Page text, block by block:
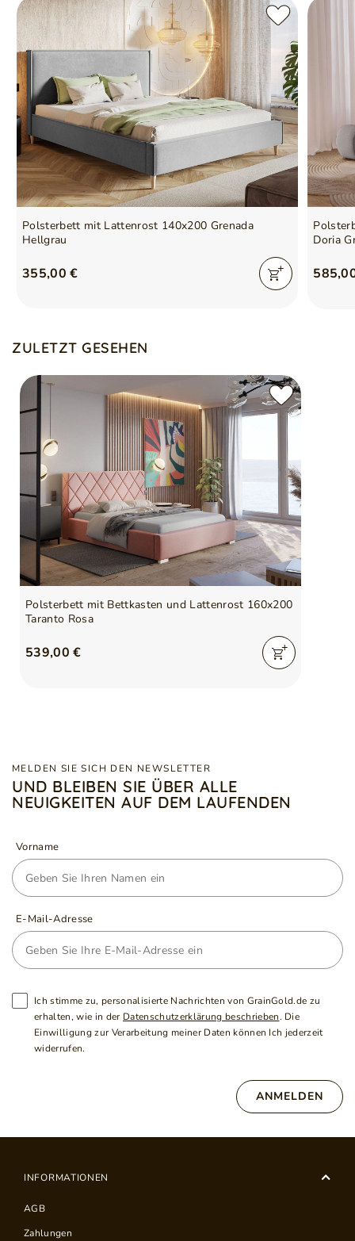
Polsterbett mit Lattenrost 140x200 Grenada
Hellgrau
355,00 €
Doria
ZULETZT GESEHEN
Polsterbett mit Bettkasten und Lattenrost 160x200
Taranto Rosa
539,00 €
MELDEN SIE SICH DEN NEWSLETTER
UND BLEIBEN SIE ÜBER ALLE
NEUIGKEITEN AUF DEM LAUFENDEN
Vorname
E-Mail-Adresse
Ich stimme zu, personalisierte Nachrichten von GrainGold.de zu
erhalten, wie in der Datenschutzerklärung beschrieben. Die
Einwilligung zur Verarbeitung meiner Daten können Ich jederzeit
widerrufen.
ANMELDEN
INFORMATIONEN
AGB
Zahlungen